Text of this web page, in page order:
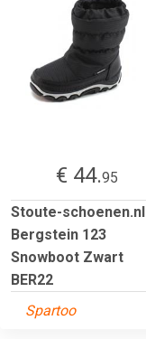
€ 44.95
Stoute-schoenen.nl
Bergstein 123
Snowboot Zwart
BER22
Spartoo